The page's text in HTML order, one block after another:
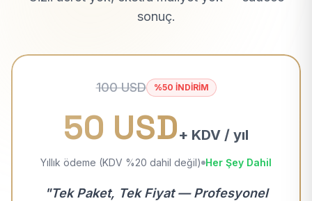
sonuç.
100 USD %50 İNDİRİM
50 USD+ KDV / yıl
Yıllık ödeme (KDV %20 dahil değil) Her Şey Dahil
"Tek Paket, Tek Fiyat — Profesyonel